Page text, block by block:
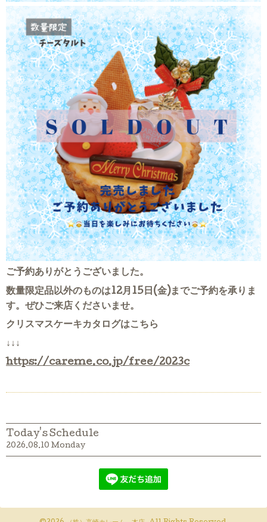
ご予約ありがとうございました。
数量限定品以外のものは12月15日(金)までご予約を承りま
す。 ぜひご来店くださいませ。
クリスマスケーキカタログはこちら
↓↓↓
https://careme.co.jp/free/2023c
Today's Schedule
2026.08.10 Monday